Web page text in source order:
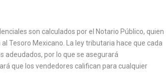
son calculados por el Notario Público, quien
Tesoro Mexicano. La ley tributaria hace que cada
por lo que se asegurará
que los vendedores califican para cualquier